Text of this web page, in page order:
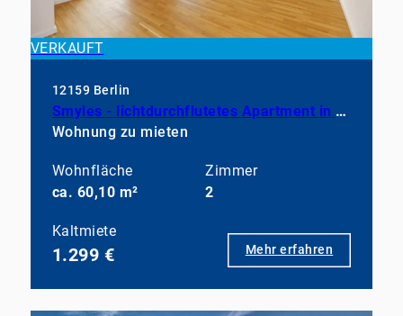
VERKAUFT
12159 Berlin
Smyles - lichtdurchflutetes Apartment in neuwertigem Zustand
Wohnung zu mieten
Wohnfläche
ca. 60,10 m²
Zimmer
2
Kaltmiete
1.299 € Mehr erfahren